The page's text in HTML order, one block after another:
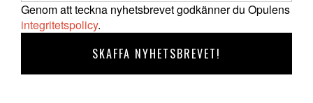
Genom att teckna nyhetsbrevet godkänner du Opulens
integritetspolicy.